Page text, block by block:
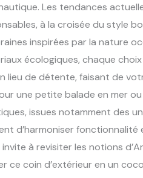
Les tendances
à la croisée du style
inspirées par la nature
écologiques, chaque
lieu de détente, faisant de
une petite balade en mer ou
issues notamment des
d’harmoniser fonctionnalité
à revisiter les notions
ce coin d’extérieur en un